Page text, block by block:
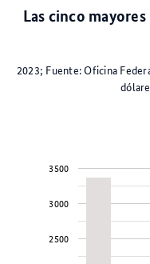
Las cinco
2023; Fuente: Oficina
2500
3000
3500